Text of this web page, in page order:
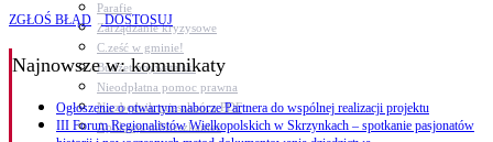
Parafie
Zarządzanie kryzysowe
C.ześć w gminie!
Budżet obywatelski
Nieodpłatna pomoc prawna
Niezbędnik mieszkańca PDF
Aplikacja mMieszkaniec
ZGŁOŚ BŁĄD DOSTOSUJ
Najnowszew: komunikaty
Ogłoszenie o otwartym naborze Partnera do wspólnej realizacji projektu
III Forum Regionalistów Wielkopolskich w Skrzynkach – spotkanie pasjonatów